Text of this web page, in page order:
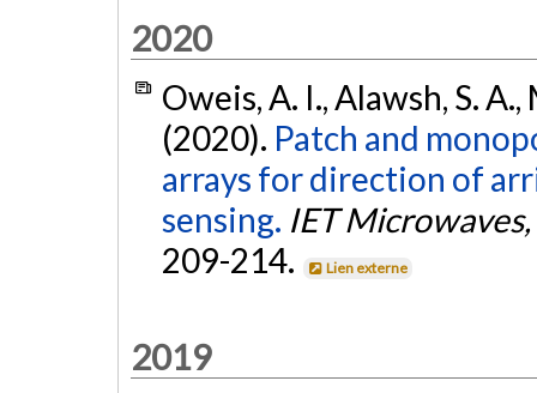
2020
Oweis, A. I., Alawsh, S.
(2020). Patch and
arrays for direction of
sensing. IET
209-214.
Lien externe
2019